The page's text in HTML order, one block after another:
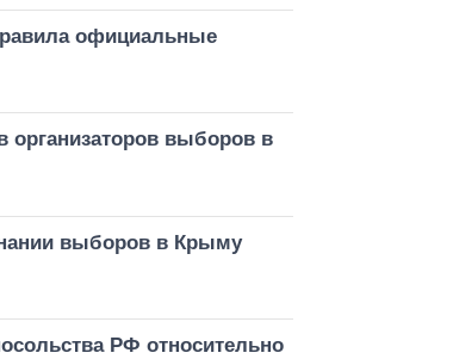
официальные
организаторов выборов в
выборов в Крыму
РФ относительно